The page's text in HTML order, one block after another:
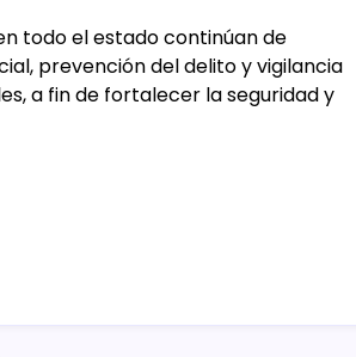
todo el estado continúan de
prevención del delito y vigilancia
a fin de fortalecer la seguridad y